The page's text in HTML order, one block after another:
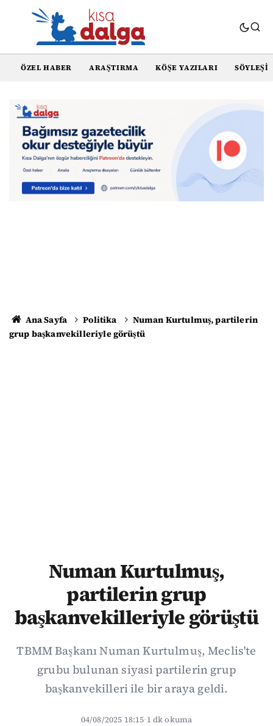
ÖZEL HABER ARAŞTIRMA KÖŞE YAZILARI SÖYLEŞI
Ana Sayfa Politika
Numan Kurtulmuş, partilerin
grup başkanvekilleriyle görüştü
Numan Kurtulmuş,
partilerin grup
başkanvekilleriyle görüştü
TBMM Başkanı Numan Kurtulmuş, Meclis'te
grubu bulunan siyasi partilerin grup
başkanvekilleri ile bir araya geldi.
04/08/2025 18:15·1 dk okuma